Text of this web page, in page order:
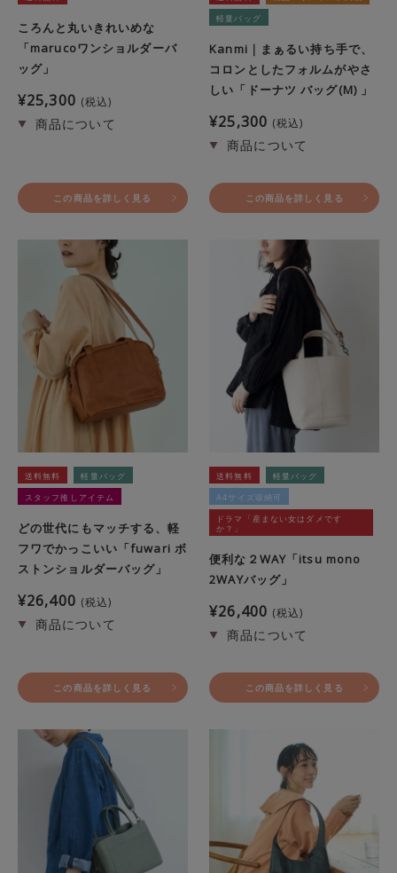
ころんと丸いきれいめな
「marucoワンショルダーバ
ッグ」
¥25,300 税込
この商品を詳しく見る
軽量バッグ
Kanmi｜まぁるい持ち手で、
コロンとしたフォルムがやさ
しい「ドーナツ バッグ(M) 」
¥25,300 税込
この商品を詳しく見る
送料無料
軽量バッグ
スタッフ推しアイテム
どの世代にもマッチする、軽
フワでかっこいい「fuwari ボ
ストンショルダーバッグ」
¥26,400 税込
この商品を詳しく見る
送料無料
軽量バッグ
A4サイズ収納可
ドラマ「産まない女はダメです
か？」
便利な２WAY「itsu mono
2WAYバッグ」
¥26,400 税込
この商品を詳しく見る